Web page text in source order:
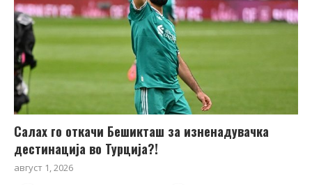
Салах го откачи Бешикташ за изненадувачка
дестинација во Турција?!
август 1, 2026